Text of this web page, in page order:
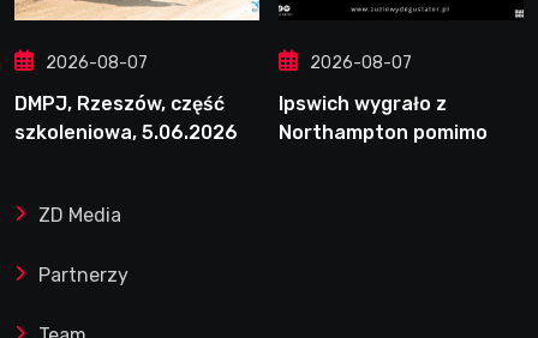
2026-08-07
DMPJ, Rzeszów, część
szkoleniowa, 5.06.2026
2026-08-07
Ipswich wygrało z
Northampton pomimo
ZD Media
Partnerzy